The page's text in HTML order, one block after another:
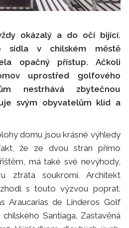
okázalý a do očí bijící.
sídla v chilském městě
opačný přístup. Ačkoli
uprostřed golfového
nestrhává zbytečnou
svým obyvatelům klid a
domu jsou krásné výhledy
že ze dvou stran přímo
má také své nevýhody,
ztráta soukromí. Architekt
s touto výzvou poprat.
Araucarias de Linderos Golf
Santiaga. Zastavěná